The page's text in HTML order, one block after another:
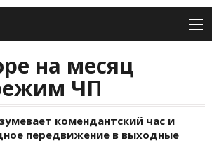
на месяц
ЧП
комендантский час и
передвижение в выходные